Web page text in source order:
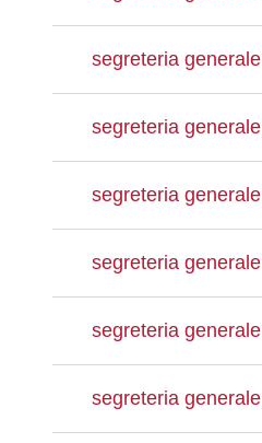
segreteria generale
segreteria generale
segreteria generale
segreteria generale
segreteria generale
segreteria generale